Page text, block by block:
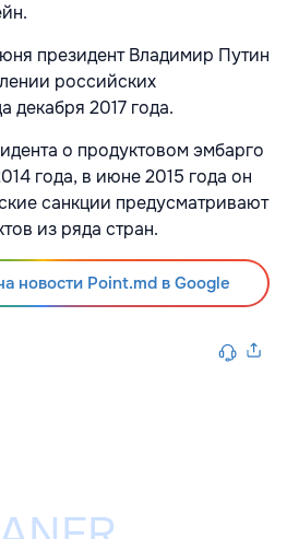
президент Владимир Путин
российских
декабря 2017 года.
о продуктовом эмбарго
года, в июне 2015 года он
санкции предусматривают
из ряда стран.
новости Point.md в Google